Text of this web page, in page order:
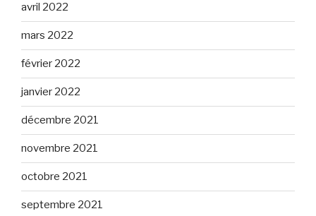
avril 2022
mars 2022
février 2022
janvier 2022
décembre 2021
novembre 2021
octobre 2021
septembre 2021